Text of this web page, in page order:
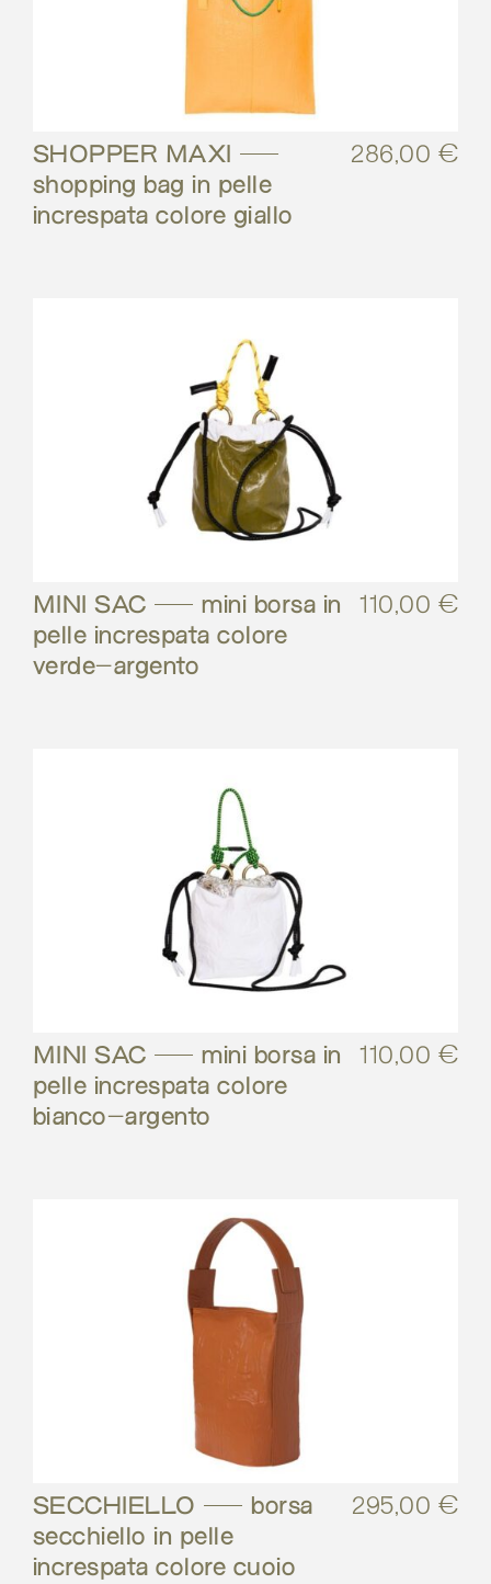
SHOPPER MAXI –
shopping bag in pelle
increspata colore giallo
286,00 €
MINI SAC – mini borsa in
pelle increspata colore
verde-argento
110,00 €
MINI SAC – mini borsa in
pelle increspata colore
bianco-argento
110,00 €
SECCHIELLO – borsa
secchiello in pelle
increspata colore cuoio
295,00 €